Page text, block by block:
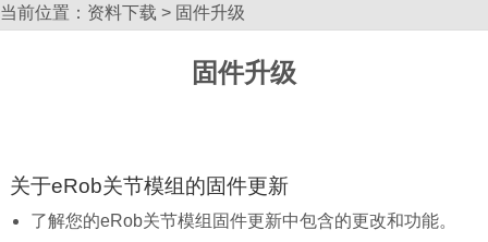
当前位置： 资料下载 > 固件升级
固件升级
关于eRob关节模组的固件更新
了解您的eRob关节模组固件更新中包含的更改和功能。